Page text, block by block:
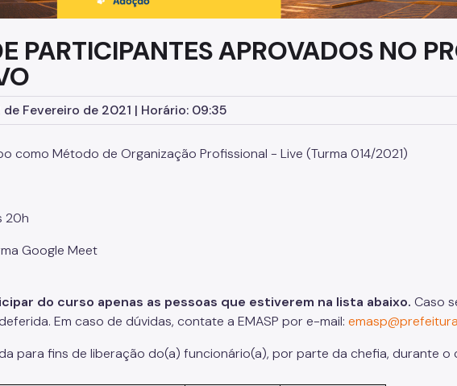
PARTICIPANTES APROVADOS NO
Fevereiro de 2021 | Horário: 09:35
como Método de Organização Profissional - Live (Turma 014/2021)
20h
Google Meet
do curso apenas as pessoas que estiverem na lista abaixo. Caso
Em caso de dúvidas, contate a EMASP por e-mail:
para fins de liberação do(a) funcionário(a), por parte da chefia, durante o